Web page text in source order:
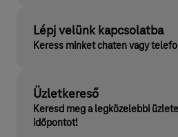
Lépj velünk kapcsolatba
Keress minket chaten vagy
Üzletkereső
Keresd meg a legközelebbi
időpontot!